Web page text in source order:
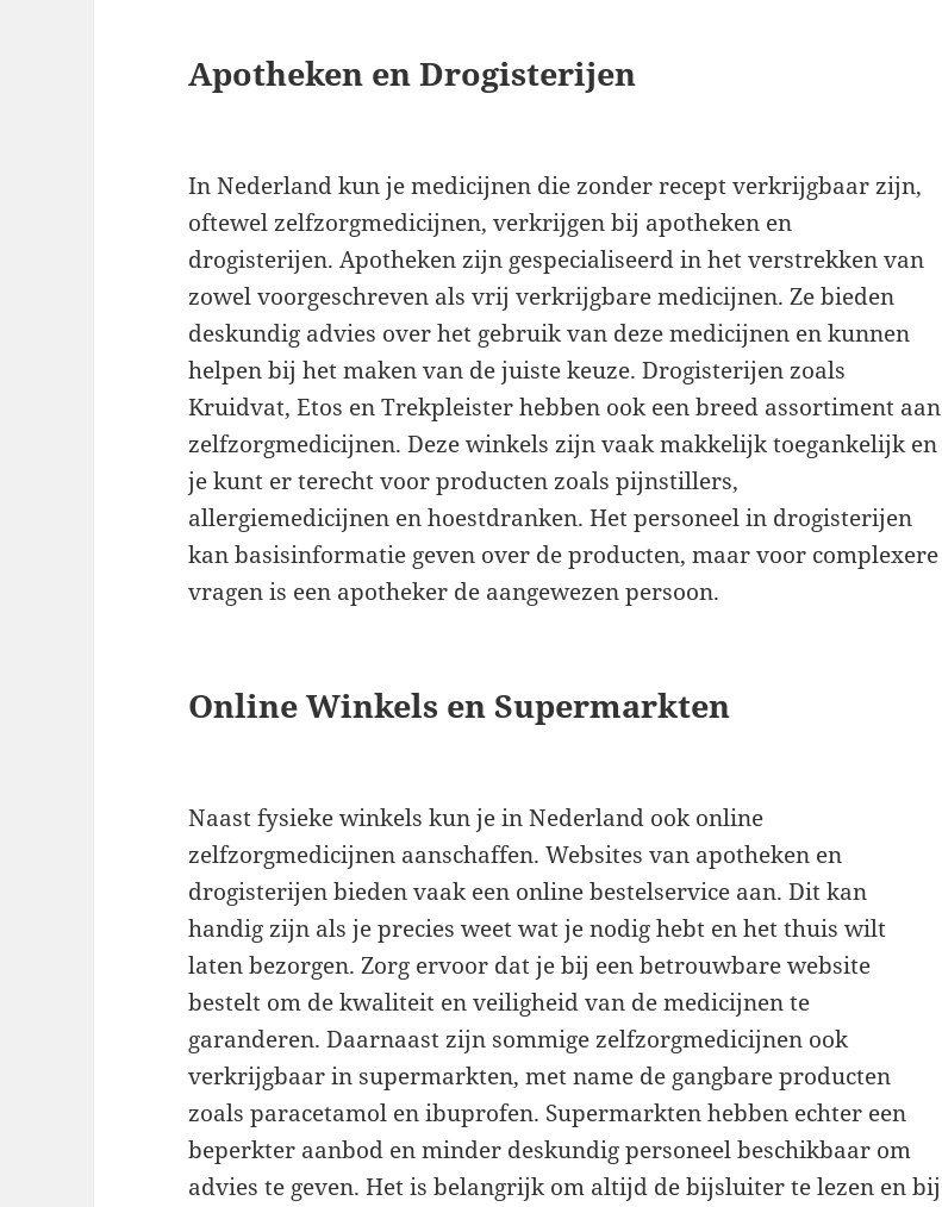
Apotheken en Drogisterijen
In Nederland kun je medicijnen die zonder recept verkrijgbaar zijn,
oftewel zelfzorgmedicijnen, verkrijgen bij apotheken en
drogisterijen. Apotheken zijn gespecialiseerd in het verstrekken van
zowel voorgeschreven als vrij verkrijgbare medicijnen. Ze bieden
deskundig advies over het gebruik van deze medicijnen en kunnen
helpen bij het maken van de juiste keuze. Drogisterijen zoals
Kruidvat, Etos en Trekpleister hebben ook een breed assortiment aan
zelfzorgmedicijnen. Deze winkels zijn vaak makkelijk toegankelijk en
je kunt er terecht voor producten zoals pijnstillers,
allergiemedicijnen en hoestdranken. Het personeel in drogisterijen
kan basisinformatie geven over de producten, maar voor complexere
vragen is een apotheker de aangewezen persoon.
Online Winkels en Supermarkten
Naast fysieke winkels kun je in Nederland ook online
zelfzorgmedicijnen aanschaffen. Websites van apotheken en
drogisterijen bieden vaak een online bestelservice aan. Dit kan
handig zijn als je precies weet wat je nodig hebt en het thuis wilt
laten bezorgen. Zorg ervoor dat je bij een betrouwbare website
bestelt om de kwaliteit en veiligheid van de medicijnen te
garanderen. Daarnaast zijn sommige zelfzorgmedicijnen ook
verkrijgbaar in supermarkten, met name de gangbare producten
zoals paracetamol en ibuprofen. Supermarkten hebben echter een
beperkter aanbod en minder deskundig personeel beschikbaar om
advies te geven. Het is belangrijk om altijd de bijsluiter te lezen en bij